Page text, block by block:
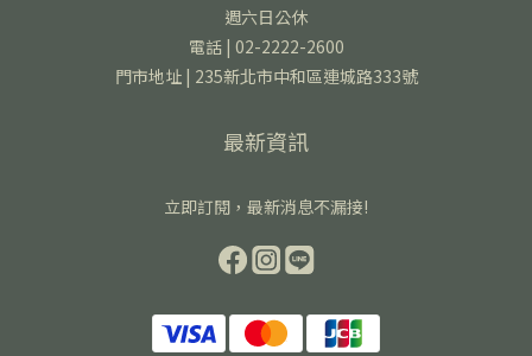
週六日公休
電話 | 02-2222-2600
門市地址 | 235新北市中和區連城路333號
最新資訊
立即訂閱，最新消息不漏接!